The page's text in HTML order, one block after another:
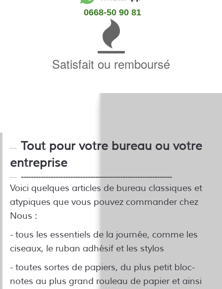
0668-50 90 81
Satisfait ou remboursé
Tout pour votre bureau ou votre
entreprise
-------------------------------------------------------------
Voici quelques articles de bureau classiques et
atypiques que vous pouvez commander chez
Nous :
- tous les essentiels de la journée, comme les
ciseaux, le ruban adhésif et les stylos
- toutes sortes de papiers, du plus petit bloc-
notes au plus grand rouleau de papier et ainsi